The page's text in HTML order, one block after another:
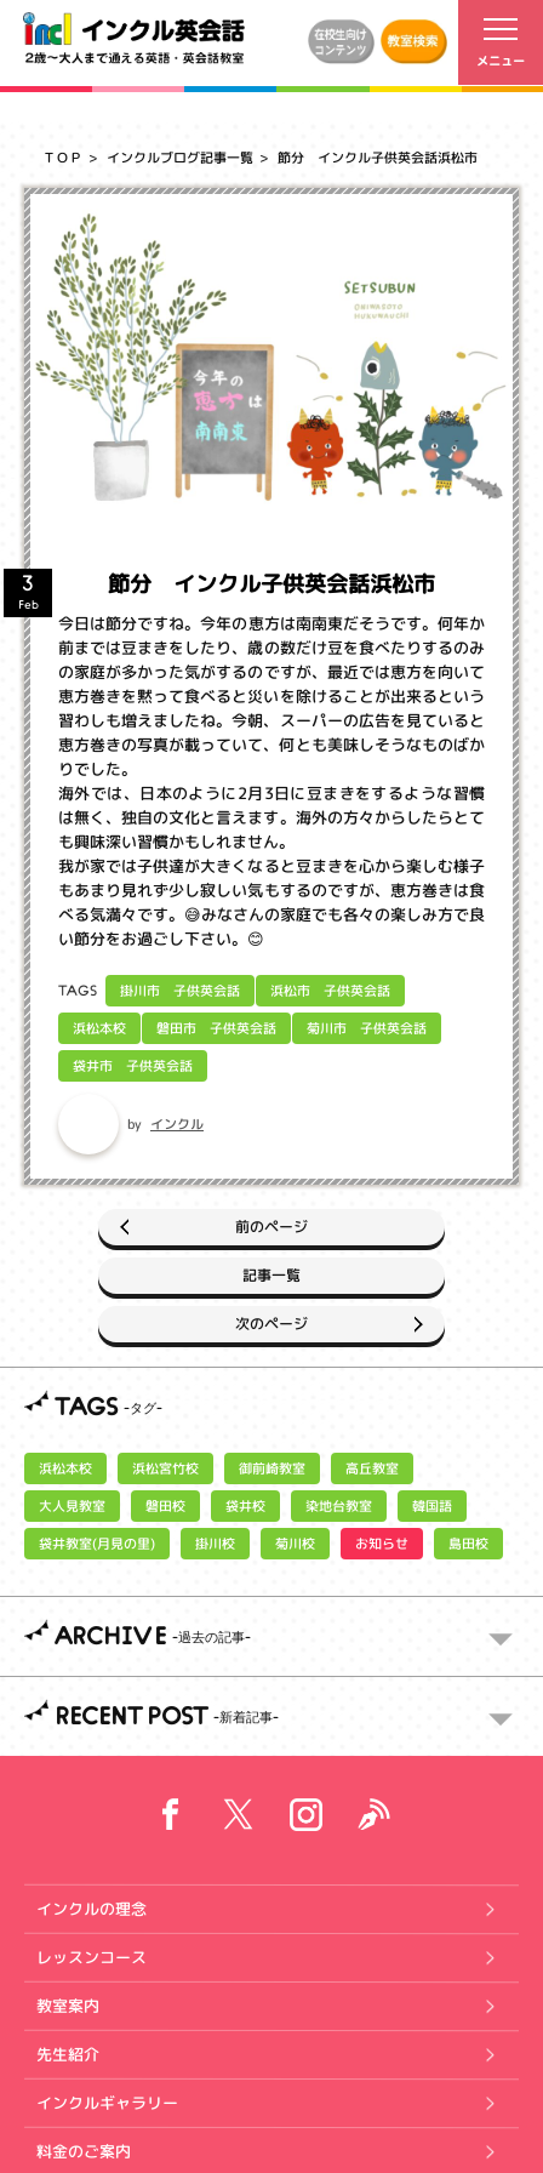
ＴＯＰ インクルブログ記事一覧 節分 インクル子供英会話浜松市
節分 インクル子供英会話浜松市
3
Feb
今日は節分ですね。今年の恵方は南南東だそうです。何年か
前までは豆まきをしたり、歳の数だけ豆を食べたりするのみ
の家庭が多かった気がするのですが、最近では恵方を向いて
恵方巻きを黙って食べると災いを除けることが出来るという
習わしも増えましたね。今朝、スーパーの広告を見ていると
恵方巻きの写真が載っていて、何とも美味しそうなものばか
りでした。
海外では、日本のように2月3日に豆まきをするような習慣
は無く、独自の文化と言えます。海外の方々からしたらとて
も興味深い習慣かもしれません。
我が家では子供達が大きくなると豆まきを心から楽しむ様子
もあまり見れず少し寂しい気もするのですが、恵方巻きは食
べる気満々です。😅みなさんの家庭でも各々の楽しみ方で良
い節分をお過ごし下さい。😊
TAGS 掛川市 子供英会話 浜松市 子供英会話
浜松本校 磐田市 子供英会話
菊川市 子供英会話
袋井市 子供英会話
by インクル
前のページ
記事一覧
次のページ
TAGS
浜松本校 浜松宮竹校 御前崎教室 高丘教室
大人見教室 磐田校 袋井校 染地台教室 韓国語
袋井教室(月見の里) 掛川校 菊川校 お知らせ 島田校
ARCHIVE
RECENT POST
インクルの理念
レッスンコース
教室案内
先生紹介
インクルギャラリー
料金のご案内